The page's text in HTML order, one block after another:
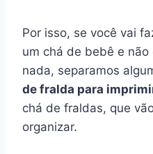
Por isso, se você vai
um chá de bebê e
nada, separamos
de fralda para
chá de fraldas, que
organizar.